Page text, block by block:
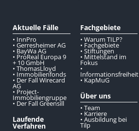
Aktuelle Fälle
• InnPro
• Gerresheimer AG
• BayWa AG
• ProReal Europa 9
+ 10 GmbH
• ThomasLloyd
• Immobilienfonds
• Der Fall Wirecard
AG
• Project-
Immobiliengruppe
• Der Fall Greensill
Laufende
Verfahren
Fachgebiete
• Warum TILP?
• Fachgebiete
• Stiftungen
• Mittelstand im
Fokus
•
Informationsfreiheit
• KapMuG
Über uns
• Team
• Karriere
• Ausbildung bei
Tilp